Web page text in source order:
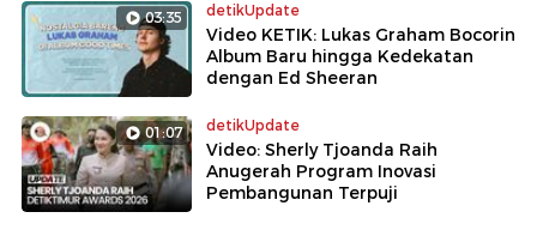
03:35 detikUpdate
Video KETIK: Lukas Graham Bocorin
Album Baru hingga Kedekatan
dengan Ed Sheeran
01:07 detikUpdate
Video: Sherly Tjoanda Raih
Anugerah Program Inovasi
Pembangunan Terpuji